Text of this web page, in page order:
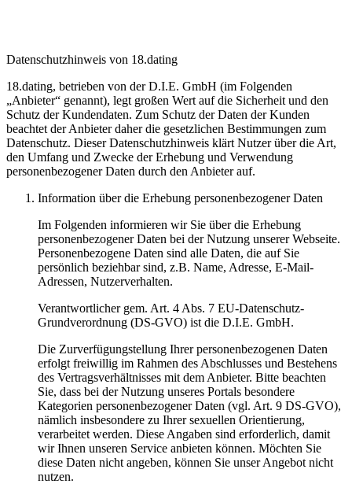
Datenschutzhinweis von 18.dating
18.dating, betrieben von der D.I.E. GmbH (im Folgenden
„Anbieter“ genannt), legt großen Wert auf die Sicherheit und den
Schutz der Kundendaten. Zum Schutz der Daten der Kunden
beachtet der Anbieter daher die gesetzlichen Bestimmungen zum
Datenschutz. Dieser Datenschutzhinweis klärt Nutzer über die Art,
den Umfang und Zwecke der Erhebung und Verwendung
personenbezogener Daten durch den Anbieter auf.
Information über die Erhebung personenbezogener Daten
Im Folgenden informieren wir Sie über die Erhebung
personenbezogener Daten bei der Nutzung unserer Webseite.
Personenbezogene Daten sind alle Daten, die auf Sie
persönlich beziehbar sind, z.B. Name, Adresse, E-Mail-
Adressen, Nutzerverhalten.
Verantwortlicher gem. Art. 4 Abs. 7 EU-Datenschutz-
Grundverordnung (DS-GVO) ist die D.I.E. GmbH.
Die Zurverfügungstellung Ihrer personenbezogenen Daten
erfolgt freiwillig im Rahmen des Abschlusses und Bestehens
des Vertragsverhältnisses mit dem Anbieter. Bitte beachten
Sie, dass bei der Nutzung unseres Portals besondere
Kategorien personenbezogener Daten (vgl. Art. 9 DS-GVO),
nämlich insbesondere zu Ihrer sexuellen Orientierung,
verarbeitet werden. Diese Angaben sind erforderlich, damit
wir Ihnen unseren Service anbieten können. Möchten Sie
diese Daten nicht angeben, können Sie unser Angebot nicht
nutzen.